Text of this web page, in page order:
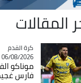
المقالات
Catégorie
كرة القدم
06/08/2026 - 22:34
موناكو
فارس